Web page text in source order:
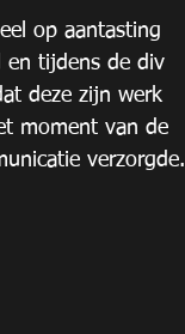
op aantasting
en tijdens de div
deze zijn werk
moment van de
verzorgde.